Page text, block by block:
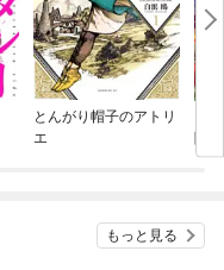
とんがり帽子のアトリ
エ
陛
ッ
もっと見る